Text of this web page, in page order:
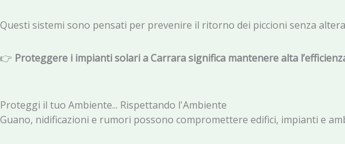
Questi sistemi sono pensati per prevenire il ritorno dei piccioni senza
👉 Proteggere i impianti solari a Carrara significa mantenere alta
Proteggi il tuo Ambiente... Rispettando l'Ambiente
Guano, nidificazioni e rumori possono compromettere edifici, impianti e